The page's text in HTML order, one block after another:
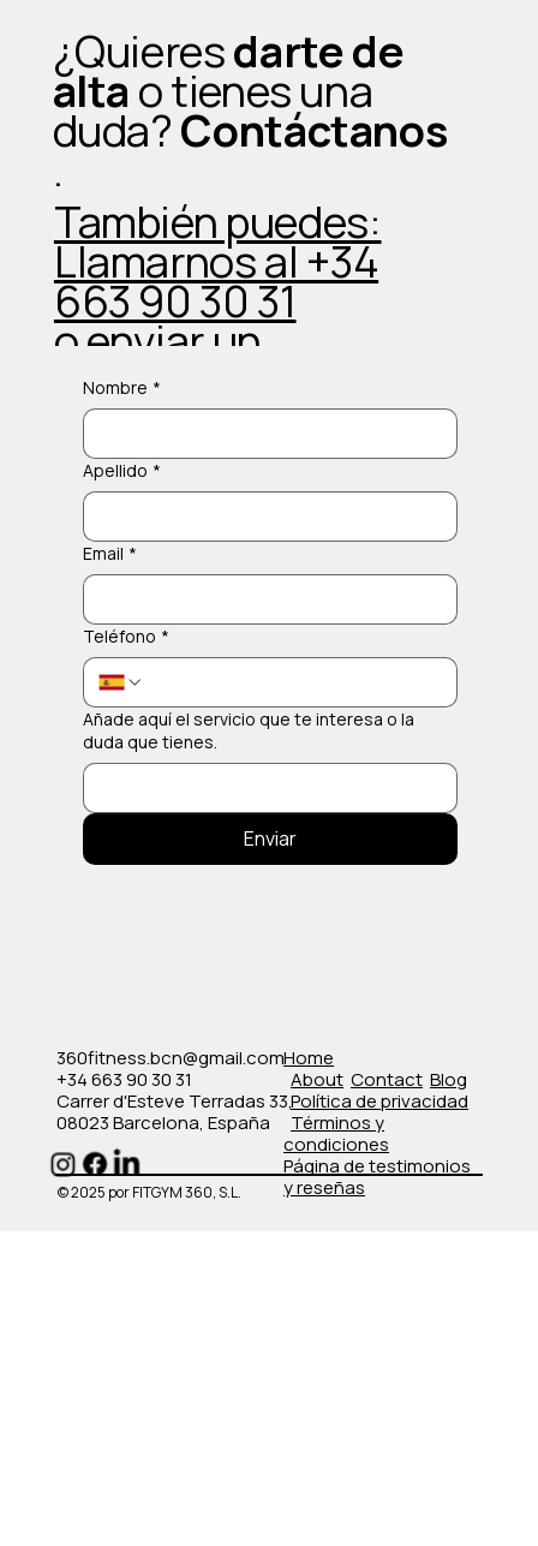
¿Quieresdarte de
alta o tienes una
duda?Contáctanos
.
También puedes:
Llamarnos al +34
663 90 30 31
o enviar un
Whatsapp
Nombre *
Apellido *
Email *
Teléfono *
Añade aquí el servicio que te interesa o la
duda que tienes.
Enviar
360fitness.bcn@gmail.com
+34 663 90 30 31
Carrer d'Esteve Terradas 33,
08023 Barcelona, España
Home
About Contact Blog
Política de privacidad
​Términos y
condiciones
​Página de testimonios
y reseñas
© 2025 por FITGYM 360, S.L.